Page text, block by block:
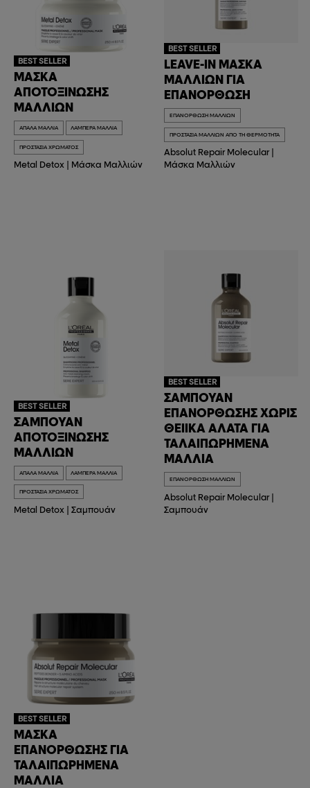
BEST SELLER
ΜΆΣΚΑ
ΑΠΟΤΟΞΊΝΩΣΗΣ
ΜΑΛΛΙΏΝ
ΑΠΑΛΆ ΜΑΛΛΙΆ ΛΑΜΠΕΡΆ ΜΑΛΛΙΆ
ΠΡΟΣΤΑΣΊΑ ΧΡΏΜΑΤΟΣ
Metal Detox Μάσκα Μαλλιών
BEST SELLER
LEAVE-IN ΜΆΣΚΑ
ΜΑΛΛΙΏΝ ΓΙΑ
ΕΠΑΝΌΡΘΩΣΗ
ΕΠΑΝΌΡΘΩΣΗ ΜΑΛΛΙΏΝ
ΠΡΟΣΤΑΣΊΑ ΜΑΛΛΙΏΝ ΑΠΌ ΤΗ ΘΕΡΜΌΤΗΤΑ
Absolut Repair Molecular|
Μάσκα Μαλλιών
BEST SELLER
ΣΑΜΠΟΥΆΝ
ΑΠΟΤΟΞΊΝΩΣΗΣ
ΜΑΛΛΙΏΝ
ΑΠΑΛΆ ΜΑΛΛΙΆ ΛΑΜΠΕΡΆ ΜΑΛΛΙΆ
ΠΡΟΣΤΑΣΊΑ ΧΡΏΜΑΤΟΣ
Metal Detox | Σαμπουάν
BEST SELLER
ΣΑΜΠΟΥΆΝ
ΕΠΑΝΌΡΘΩΣΗΣ ΧΩΡΊΣ
ΘΕΙΙΚΆ ΆΛΑΤΑ ΓΙΑ
ΤΑΛΑΙΠΩΡΗΜΈΝΑ
ΜΑΛΛΙΆ
ΕΠΑΝΌΡΘΩΣΗ ΜΑΛΛΙΏΝ
Absolut Repair Molecular|
Σαμπουάν
BEST SELLER
ΜΆΣΚΑ
ΕΠΑΝΌΡΘΩΣΗΣ ΓΙΑ
ΤΑΛΑΙΠΩΡΗΜΈΝΑ
ΜΑΛΛΙΆ